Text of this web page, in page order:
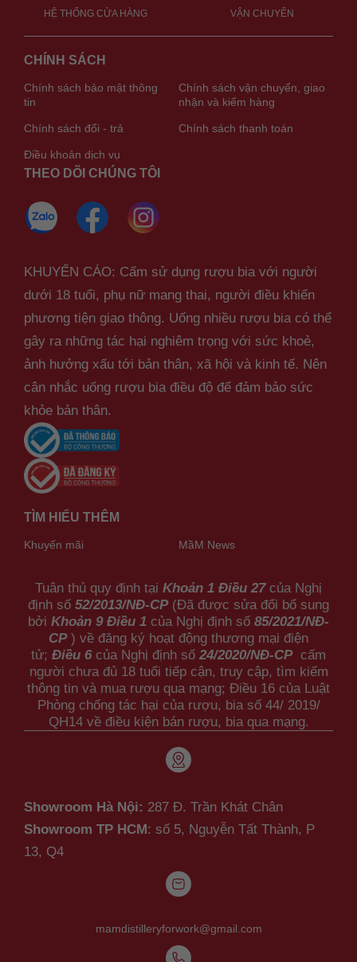
HỆ THỐNG CỬA HÀNG VẬN CHUYỂN
CHÍNH SÁCH
Chính sách bảo mật thông
tin
Chính sách vận chuyển, giao
nhận và kiểm hàng
Chính sách đổi - trả Chính sách thanh toán
Điều khoản dịch vụ
THEO DÕI CHÚNG TÔI
KHUYẾN CÁO: Cấm sử dụng rượu bia với người
dưới 18 tuổi, phụ nữ mang thai, người điều khiển
phương tiện giao thông. Uống nhiều rượu bia có thể
gây ra những tác hại nghiêm trọng với sức khoẻ,
ảnh hưởng xấu tới bản thân, xã hội và kinh tế. Nên
cân nhắc uống rượu bia điều độ để đảm bảo sức
khỏe bản thân.
TÌM HIỂU THÊM
Khuyến mãi MầM News
Tuân thủ quy định tại Khoản 1 Điều 27của Nghị
định số 52/2013/NĐ-CP(Đã được sửa đổi bổ sung
bởi Khoản 9 Điều 1 của Nghị định số 85/2021/NĐ-
CP) về đăng ký hoạt động thương mại điện
tử; Điều 6 của Nghị định số 24/2020/NĐ-CPcấm
người chưa đủ 18 tuổi tiếp cận, truy cập, tìm kiếm
thông tin và mua rượu qua mạng; Điều 16 của Luật
Phòng chống tác hại của rượu, bia số 44/ 2019/
QH14 về điều kiện bán rượu, bia qua mạng.
Showroom Hà Nội: 287 Đ. Trần Khát Chân
Showroom TP HCM : số 5, Nguyễn Tất Thành, P
13, Q4
mamdistilleryforwork@gmail.com